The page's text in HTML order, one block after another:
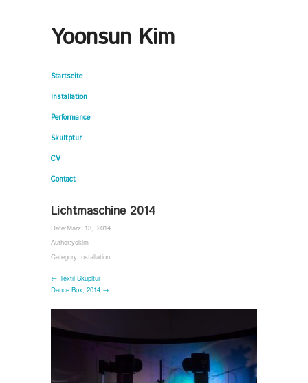
Yoonsun Kim
Startseite
Installation
Performance
Skultptur
CV
Contact
Lichtmaschine 2014
Date:März 13, 2014
Author:yskim
Category:Installation
← Textil Skupltur
Dance Box, 2014 →